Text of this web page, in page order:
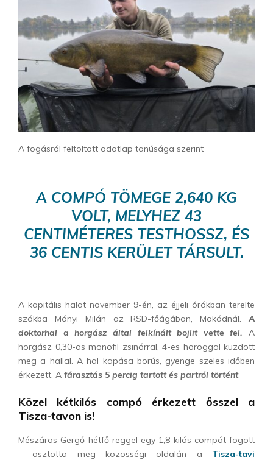
A fogásról feltöltött adatlap tanúsága szerint
A COMPÓ TÖMEGE 2,640 KG
VOLT, MELYHEZ 43
CENTIMÉTERES TESTHOSSZ, ÉS
36 CENTIS KERÜLET TÁRSULT.
A kapitális halat november 9-én, az éjjeli órákban terelte
szákba Mányi Milán az RSD-főágában, Makádnál. A
doktorhal a horgász által felkínált bojlit vette fel.
A
horgász 0,30-as monofil zsinórral, 4-es horoggal küzdött
meg a hallal. A hal kapása borús, gyenge szeles időben
érkezett. A fárasztás 5 percig tartott és partról történt.
Közel kétkilós compó érkezett ősszel a
Tisza-tavon is!
Mészáros Gergő hétfő reggel egy 1,8 kilós compót fogott
– osztotta meg közösségi oldalán a Tisza-tavi